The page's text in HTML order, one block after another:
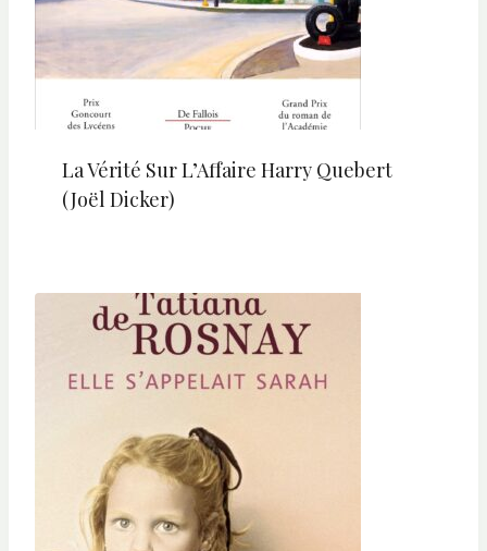
La Vérité Sur L’Affaire Harry Quebert
(Joël Dicker)